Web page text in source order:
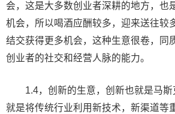
会，这是大多数创业者深耕的地方，也
机会，所以喝酒应酬较多，迎来送往较
结交获得更多机会，这种生意很卷，同
创业者的社交和经营人脉的能力。
1.4，创新的生意，创新也就是马斯
就是将传统行业利用新技术，新渠道等